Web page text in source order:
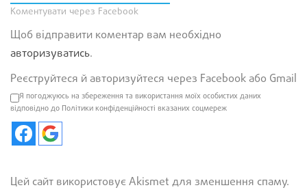
Коментувати через Facebook
Щоб відправити коментар вам необхідно
авторизуватись.
Реєструйтеся й авторизуйтеся через Facebook або Gmail
Я погоджуюсь на збереження та використання моїх особистих даних
відповідно до Політики конфіденційності вказаних соцмереж
Цей сайт використовує Akismet для зменшення спаму.